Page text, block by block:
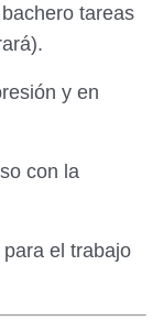
tareas
y en
con la
el trabajo